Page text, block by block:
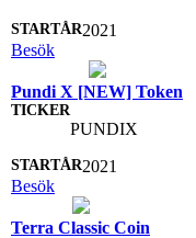
2021
Besök
Pundi X [NEW] Token
PUNDIX
2021
Besök
Terra Classic Coin